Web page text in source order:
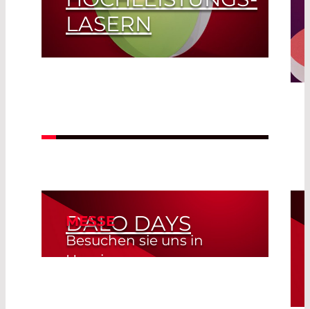
LASERN
MESSE
Besuchen sie uns in
Herning
DALO DAYS